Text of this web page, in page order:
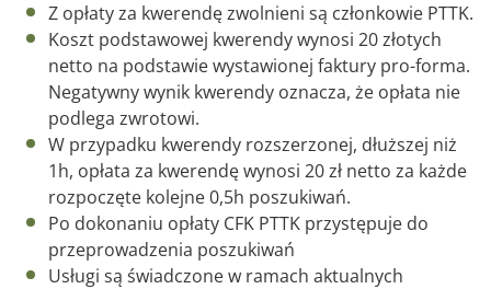
Z opłaty za kwerendę zwolnieni są członkowie PTTK.
Koszt podstawowej kwerendy wynosi 20 złotych
netto na podstawie wystawionej faktury pro-forma.
Negatywny wynik kwerendy oznacza, że opłata nie
podlega zwrotowi.
W przypadku kwerendy rozszerzonej, dłuższej niż
1h, opłata za kwerendę wynosi 20 zł netto za każde
rozpoczęte kolejne 0,5h poszukiwań.
Po dokonaniu opłaty CFK PTTK przystępuje do
przeprowadzenia poszukiwań
Usługi są świadczone w ramach aktualnych